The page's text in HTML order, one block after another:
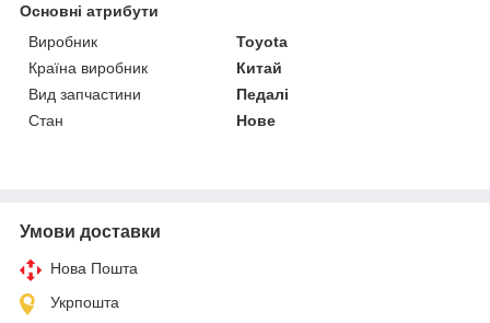
Основні атрибути
Виробник
Toyota
Країна виробник
Китай
Вид запчастини
Педалі
Стан
Нове
Умови доставки
Нова Пошта
Укрпошта